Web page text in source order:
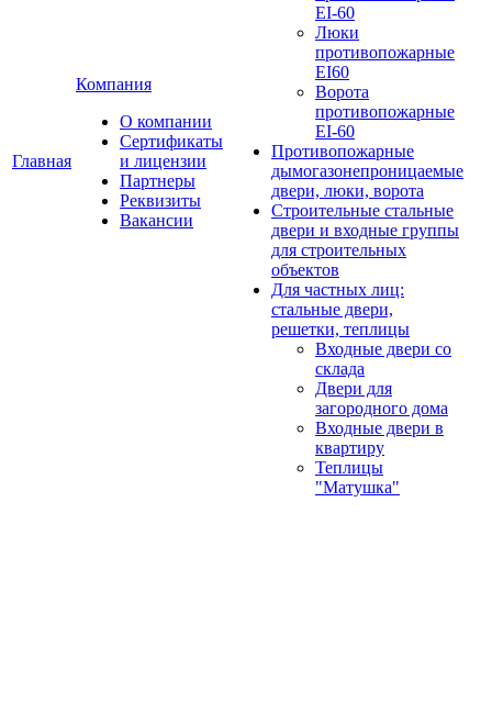
Главная
Компания
О компании
Сертификаты
и лицензии
Партнеры
Реквизиты
Вакансии
EI-60
Люки
противопожарные
EI60
Ворота
противопожарные
EI-60
Противопожарные
дымогазонепроницаемые
двери, люки, ворота
Строительные стальные
двери и входные группы
для строительных
объектов
Для частных лиц:
стальные двери,
решетки, теплицы
Входные двери со
склада
Двери для
загородного дома
Входные двери в
квартиру
Теплицы
"Матушка"